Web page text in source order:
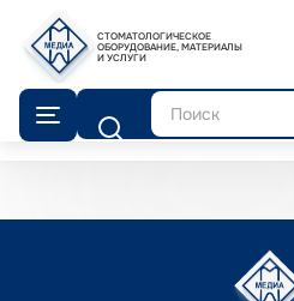
СТОМАТОЛОГИЧЕСКОЕ
ОБОРУДОВАНИЕ, МАТЕРИАЛЫ
И УСЛУГИ
Поиск